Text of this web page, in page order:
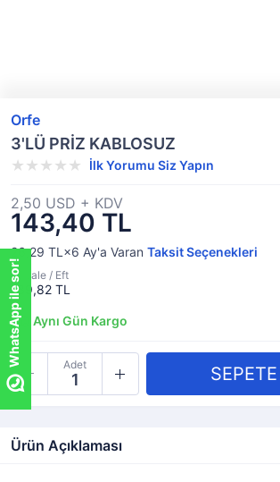
Orfe
3'LÜ PRİZ KABLOSUZ
İlk Yorumu Siz Yapın
143,40 TL
2,50 USD + KDV
26,29 TL×6 Ay'a Varan Taksit Seçenekleri
Havale / Eft
139,82 TL
Aynı Gün Kargo
Adet
Ürün Açıklaması
WhatsApp ile sor!
WhatsApp ile sor!